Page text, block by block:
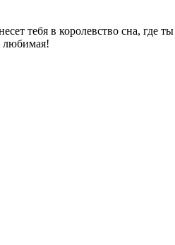
тебя в королевство сна, где ты
любимая!